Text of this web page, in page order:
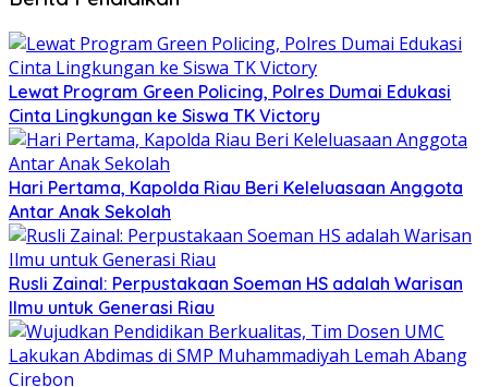
Lewat Program Green Policing, Polres Dumai Edukasi
Cinta Lingkungan ke Siswa TK Victory
Hari Pertama, Kapolda Riau Beri Keleluasaan Anggota
Antar Anak Sekolah
Rusli Zainal: Perpustakaan Soeman HS adalah Warisan
Ilmu untuk Generasi Riau